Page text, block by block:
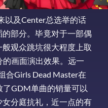
以及Center总选举的话
部分。毕竟对于一部偶
观众跳坑很大程度上取
画面演出效果。远一
合Girls Dead Master在
GDM单曲的销量可以
分庭抗礼，近一点的有